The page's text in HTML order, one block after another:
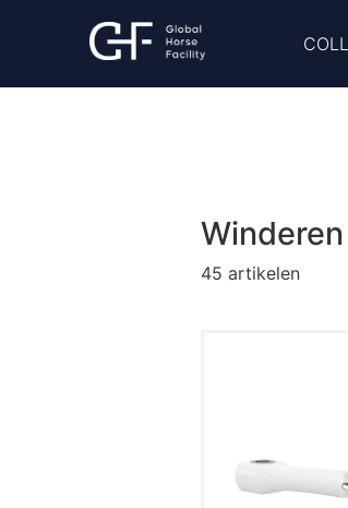
Winderen
45 artikelen